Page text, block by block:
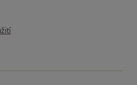
Váš účet byl odstraněn